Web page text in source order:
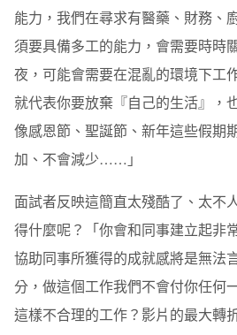
能力，我們在尋求有醫藥、財務、
須要具備多工的能力，會需要時時
夜，可能會需要在混亂的環境下工
就代表你要放棄『自己的生活』，
像感恩節、聖誕節、新年這些假期
加、不會減少……」
面試者反映這簡直太殘酷了、太不
得什麼呢？「你會和同事建立起非
協助同事所獲得的成就感將是無法
分，做這個工作我們不會付你任何
這樣不合理的工作？影片的最大轉